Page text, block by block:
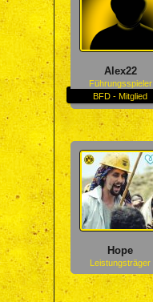
Alex22
Führungsspieler
BFD - Mitglied
Hope
Leistungsträger